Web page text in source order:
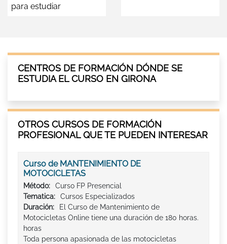
para estudiar
CENTROS DE FORMACIÓN DÓNDE SE
ESTUDIA EL CURSO EN GIRONA
OTROS CURSOS DE FORMACIÓN
PROFESIONAL QUE TE PUEDEN INTERESAR
Curso de MANTENIMIENTO DE
MOTOCICLETAS
Método:
Curso FP Presencial
Tematica:
Cursos Especializados
Duración:
El Curso de Mantenimiento de
Motocicletas Online tiene una duración de 180 horas.
horas
Toda persona apasionada de las motocicletas